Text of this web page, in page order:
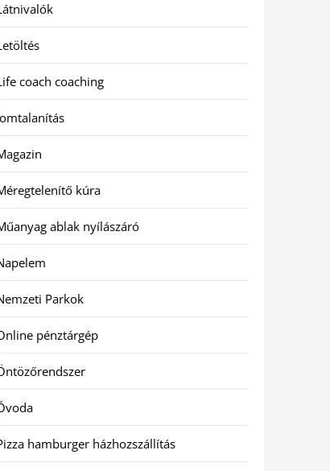
coach coaching
kúra
ablak nyílászáró
Parkok
pénztárgép
hamburger házhozszállítás